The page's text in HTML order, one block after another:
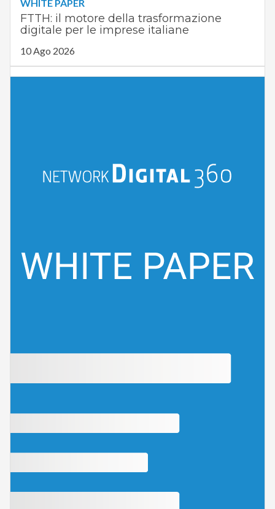
WHITE PAPER
FTTH: il motore della trasformazione
digitale per le imprese italiane
10 Ago 2026